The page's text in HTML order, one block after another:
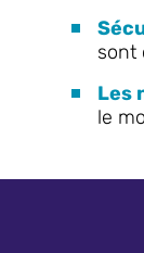
sont
Les
le